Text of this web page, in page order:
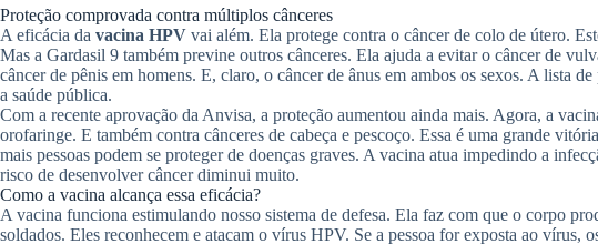
Proteção comprovada contra múltiplos cânceres
A eficácia da vacina HPV vai além. Ela protege contra o câncer de colo de útero.
Mas a Gardasil 9 também previne outros cânceres. Ela ajuda a evitar o câncer de
câncer de pênis em homens. E, claro, o câncer de ânus em ambos os sexos. A lista
a saúde pública.
Com a recente aprovação da Anvisa, a proteção aumentou ainda mais. Agora, a
orofaringe. E também contra cânceres de cabeça e pescoço. Essa é uma grande
mais pessoas podem se proteger de doenças graves. A vacina atua impedindo a
risco de desenvolver câncer diminui muito.
Como a vacina alcança essa eficácia?
A vacina funciona estimulando nosso sistema de defesa. Ela faz com que o corpo
soldados. Eles reconhecem e atacam o vírus HPV. Se a pessoa for exposta ao vírus,